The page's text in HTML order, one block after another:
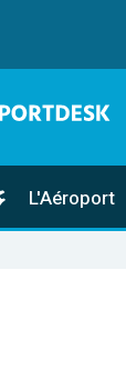
L'Aéroport